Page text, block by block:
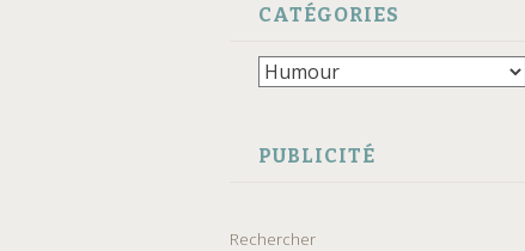
CATÉGORIES
Catégories
PUBLICITÉ
Rechercher